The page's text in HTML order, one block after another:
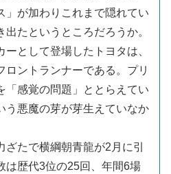
」が加わりこれまで隠れてい
たというところだろうか。
として登場したトヨタは、
ロントランナーである。プリ
「感覚の問題」ととらえてい
う悪魔の芽が芽生えていなか
たで横綱朝青龍が2月に引
は歴代3位の25回、年間6場